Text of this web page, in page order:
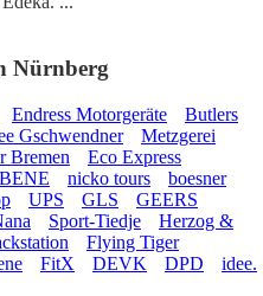
Nürnberg
Endress Motorgeräte
Butlers
Gschwendner
Metzgerei
Bremen
Eco Express
nicko tours
boesner
UPS GLS
GEERS
Sport-Tiedje
Herzog &
Flying Tiger
FitX DEVK DPD
idee.